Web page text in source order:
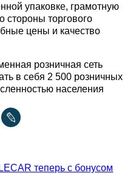
упаковке, грамотную
стороны торгового
цены и качество
розничная сеть
в себя 2 500 розничных
населения
теперь с бонусом